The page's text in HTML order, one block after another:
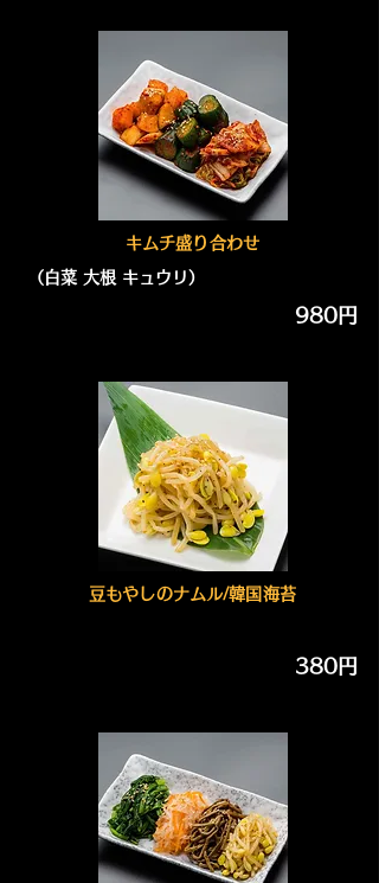
キムチ盛り合わせ
980円
（白菜 大根 キュウリ）
豆もやしのナムル/韓国海苔
380円